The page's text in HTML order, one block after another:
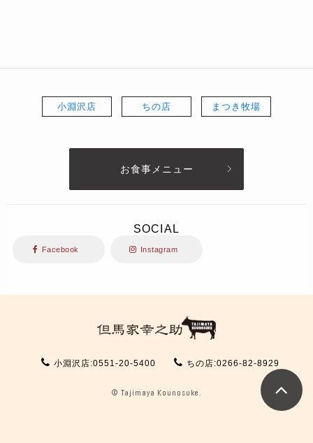
小淵沢店 ちの店 まつき牧場
お食事メニュー
SOCIAL
Facebook Instagram
小淵沢店:0551-20-5400 ちの店:0266-82-8929
© Tajimaya Kounosuke.